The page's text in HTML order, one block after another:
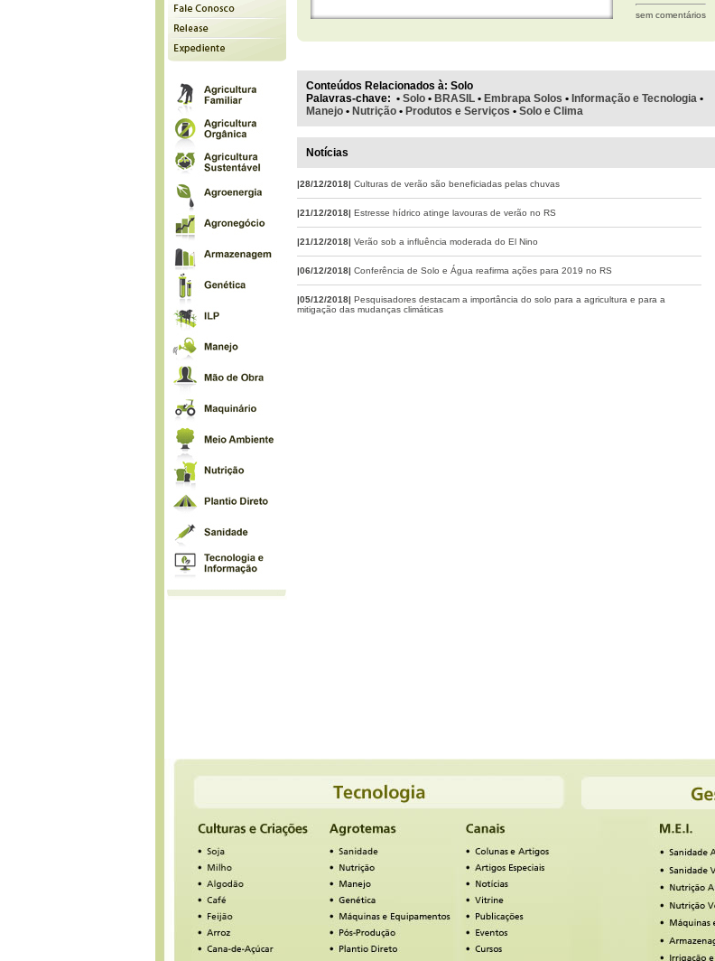
sem comentários
Conteúdos Relacionados à: Solo
Palavras-chave: • Solo • BRASIL • Embrapa Solos • Informação e Tecnologia •
Manejo • Nutrição • Produtos e Serviços • Solo e Clima
Notícias
|28/12/2018| Culturas de verão são beneficiadas pelas chuvas
|21/12/2018| Estresse hídrico atinge lavouras de verão no RS
|21/12/2018| Verão sob a influência moderada do El Nino
|06/12/2018| Conferência de Solo e Água reafirma ações para 2019 no RS
|05/12/2018| Pesquisadores destacam a importância do solo para a agricultura e para a
mitigação das mudanças climáticas